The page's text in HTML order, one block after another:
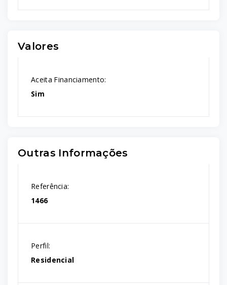
Valores
Aceita Financiamento:
Sim
Outras Informações
Referência:
1466
Perfil:
Residencial